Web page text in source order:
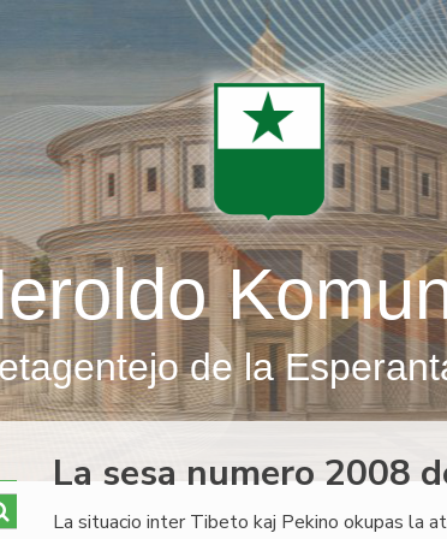
de la
La sesa numero 2008
La situacio inter Tibeto kaj Pekino okupas la